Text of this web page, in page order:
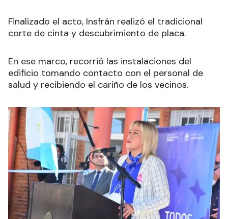
Finalizado el acto, Insfrán realizó el tradicional
corte de cinta y descubrimiento de placa.
En ese marco, recorrió las instalaciones del
edificio tomando contacto con el personal de
salud y recibiendo el cariño de los vecinos.